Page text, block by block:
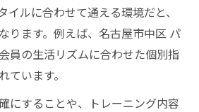
イルに合わせて通える環境だと、
ります。例えば、名古屋市中区 パ
員の生活リズムに合わせた個別指
ています。
にすることや、トレーニング内容